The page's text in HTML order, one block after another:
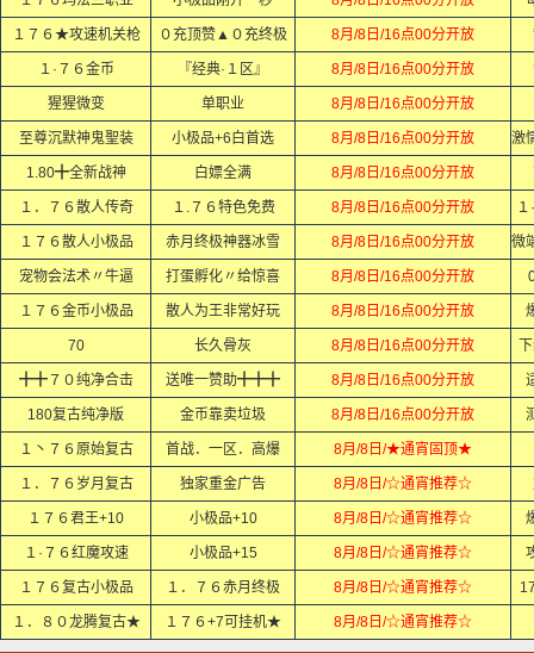
１７６★攻速机关枪 ０充顶赞▲０充终极 8月/8日/16点00分开放
１·７６金币 『经典·１区』 8月/8日/16点00分开放
猩猩微变 单职业 8月/8日/16点00分开放
至尊沉默神鬼聖装 小极品+6白首选 8月/8日/16点00分开放
1.80╋全新战神 白嫖全满 8月/8日/16点00分开放
１．７６散人传奇 １.７６特色免费 8月/8日/16点00分开放
１７６散人小极品 赤月终极神器冰雪 8月/8日/16点00分开放
宠物会法术〃牛逼 打蛋孵化〃给惊喜 8月/8日/16点00分开放
１７６金币小极品 散人为王非常好玩 8月/8日/16点00分开放
70 长久骨灰 8月/8日/16点00分开放
╋╋７０纯净合击 送唯一赞助╋╋╋ 8月/8日/16点00分开放
180复古纯净版 金币靠卖垃圾 8月/8日/16点00分开放
１丶７６原始复古 首战．一区．高爆 8月/8日/★通宵固顶★
１．７６岁月复古 独家重金广告 8月/8日/☆通宵推荐☆
１７６君王+10 小极品+10 8月/8日/☆通宵推荐☆
１·７６红魔攻速 小极品+15 8月/8日/☆通宵推荐☆
１７６复古小极品 １．７６赤月终极 8月/8日/☆通宵推荐☆
１．８０龙腾复古★ １７６+7可挂机★ 8月/8日/☆通宵推荐☆